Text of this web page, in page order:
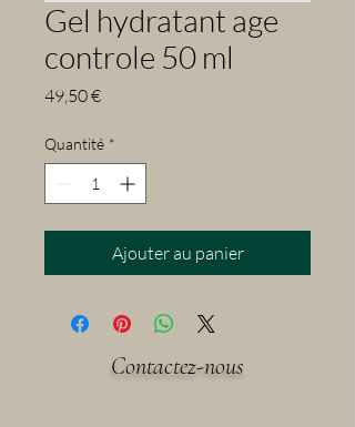
Gel hydratant age
controle 50 ml
49,50 €Prix
Quantité *
Ajouter au panier
Contactez-nous